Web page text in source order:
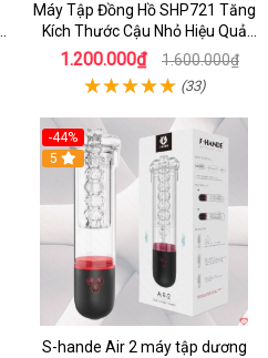
Máy Tập Đồng Hồ SHP721 Tăng
Kích Thước Cậu Nhỏ Hiệu Quả
Ngay
1.200.000₫ 1.600.000₫
(33)
-44%
5
S-hande Air 2 máy tập dương